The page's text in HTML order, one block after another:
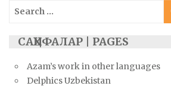
Search
for:
САҲИФАЛАР | PAGES
Azam’s work in other languages
Delphics Uzbekistan